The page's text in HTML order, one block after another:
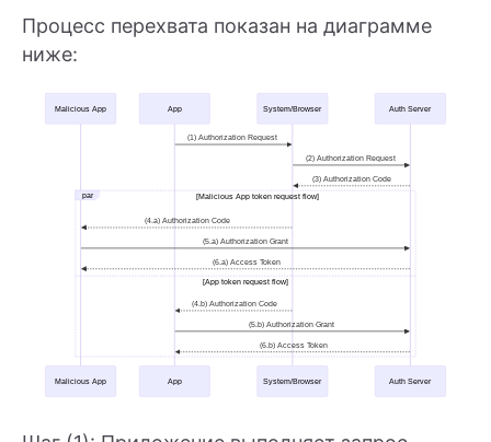
Процесс перехвата показан на диаграмме
ниже: